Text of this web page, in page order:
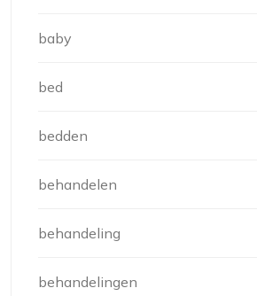
baby
bed
bedden
behandelen
behandeling
behandelingen